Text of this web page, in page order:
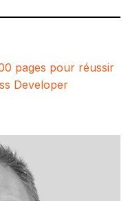
pages pour réussir
Developer